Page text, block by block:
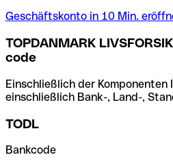
Geschäftskonto in 10 Min.
TOPDANMARK
code
Einschließlich der Komponenten
einschließlich Bank-, Land-,
TODL
Bankcode